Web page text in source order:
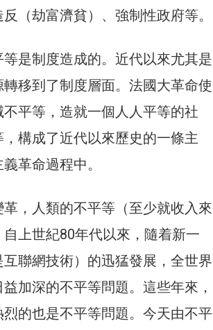
（劫富濟貧）、強制性政府等。
是制度造成的。近代以來尤其是
移到了制度層面。法國大革命使
平等，造就一個人人平等的社
構成了近代以來歷史的一條主
革命過程中。
，人類的不平等（至少就收入來
上世紀80年代以來，隨着新一
聯網技術）的迅猛發展，全世界
加深的不平等問題。這些年來，
的也是不平等問題。今天由不平